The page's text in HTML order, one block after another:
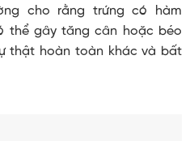
cho rằng trứng có hàm
thể gây tăng cân hoặc béo
thật hoàn toàn khác và bất